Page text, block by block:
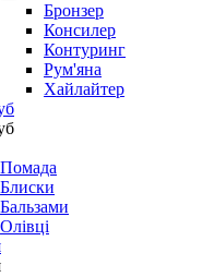
Бронзер
Консилер
Контуринг
Рум'яна
Хайлайтер
Помада
Блиски
Бальзами
Олівці